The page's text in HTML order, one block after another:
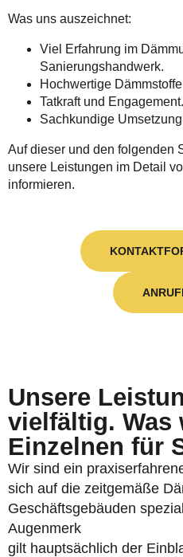
Was uns auszeichnet:
Viel Erfahrung im
Sanierungshandwerk.
Hochwertige
Tatkraft und Engagement.
Sachkundige
Auf dieser und den folgenden
unsere Leistungen im Detail
informieren.
Unsere
vielfältig. Was
Einzelnen für
Wir sind ein
sich auf die zeitgemäße
Geschäftsgebäuden
Augenmerk
gilt hauptsächlich der